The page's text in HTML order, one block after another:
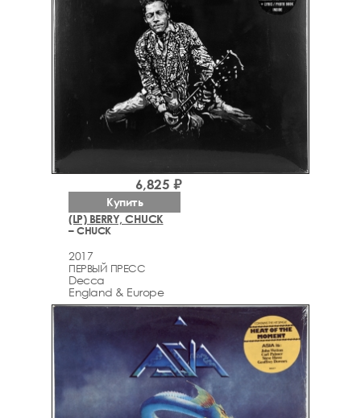
(LP) BERRY, CHUCK
– CHUCK
2017
ПЕРВЫЙ ПРЕСС
Decca
England & Europe
6,825 ₽
Купить